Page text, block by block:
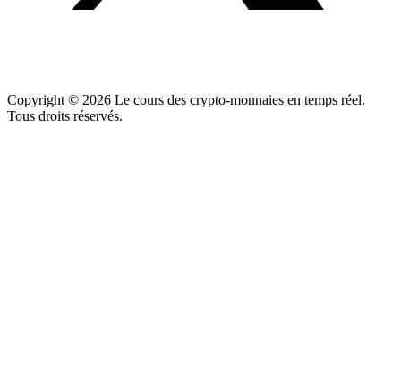
Copyright © 2026 Le cours des crypto-monnaies en temps réel.
Tous droits réservés.